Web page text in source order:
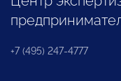
+7 (495) 247-4777